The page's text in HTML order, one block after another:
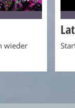
wieder